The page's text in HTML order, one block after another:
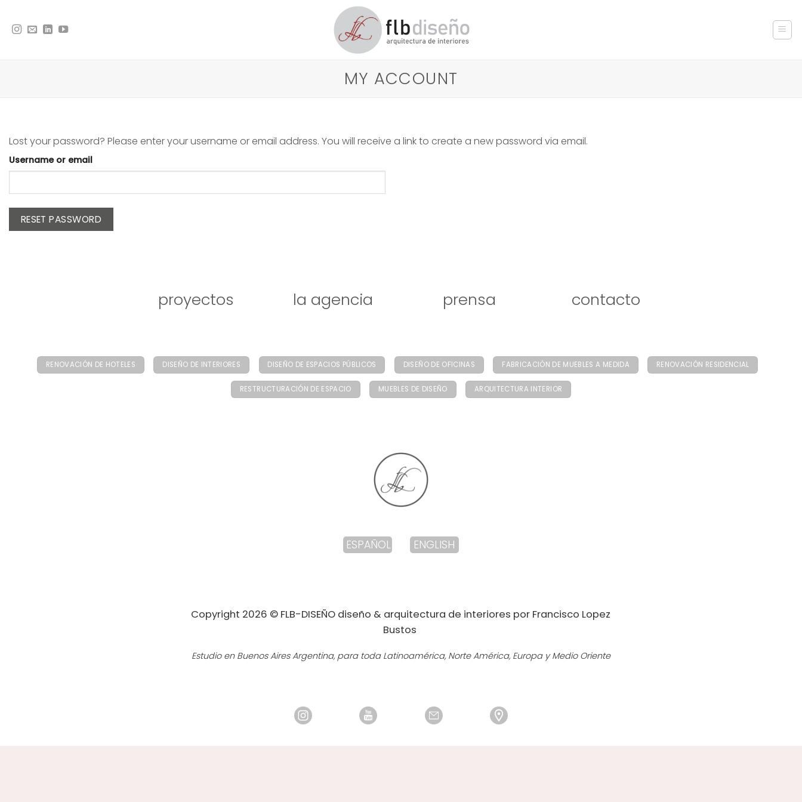
content
MY ACCOUNT
Lost your password? Please enter your username or email address. You will receive a link to create a new password via email.
Username or email
RESET PASSWORD
proyectos la agencia prensa contacto
RENOVACIÓN DE HOTELES DISEÑO DE INTERIORES DISEÑO DE ESPACIOS PÚBLICOS DISEÑO DE OFICINAS FABRICACIÓN DE MUEBLES A MEDIDA RENOVACIÓN RESIDENCIAL
RESTRUCTURACIÓN DE ESPACIO MUEBLES DE DISEÑO ARQUITECTURA INTERIOR
ESPAÑOL ENGLISH
Copyright 2026 © FLB-DISEÑO diseño & arquitectura de interiores por Francisco Lopez
Bustos
Estudio en Buenos Aires Argentina, para toda Latinoamérica, Norte América, Europa y Medio Oriente